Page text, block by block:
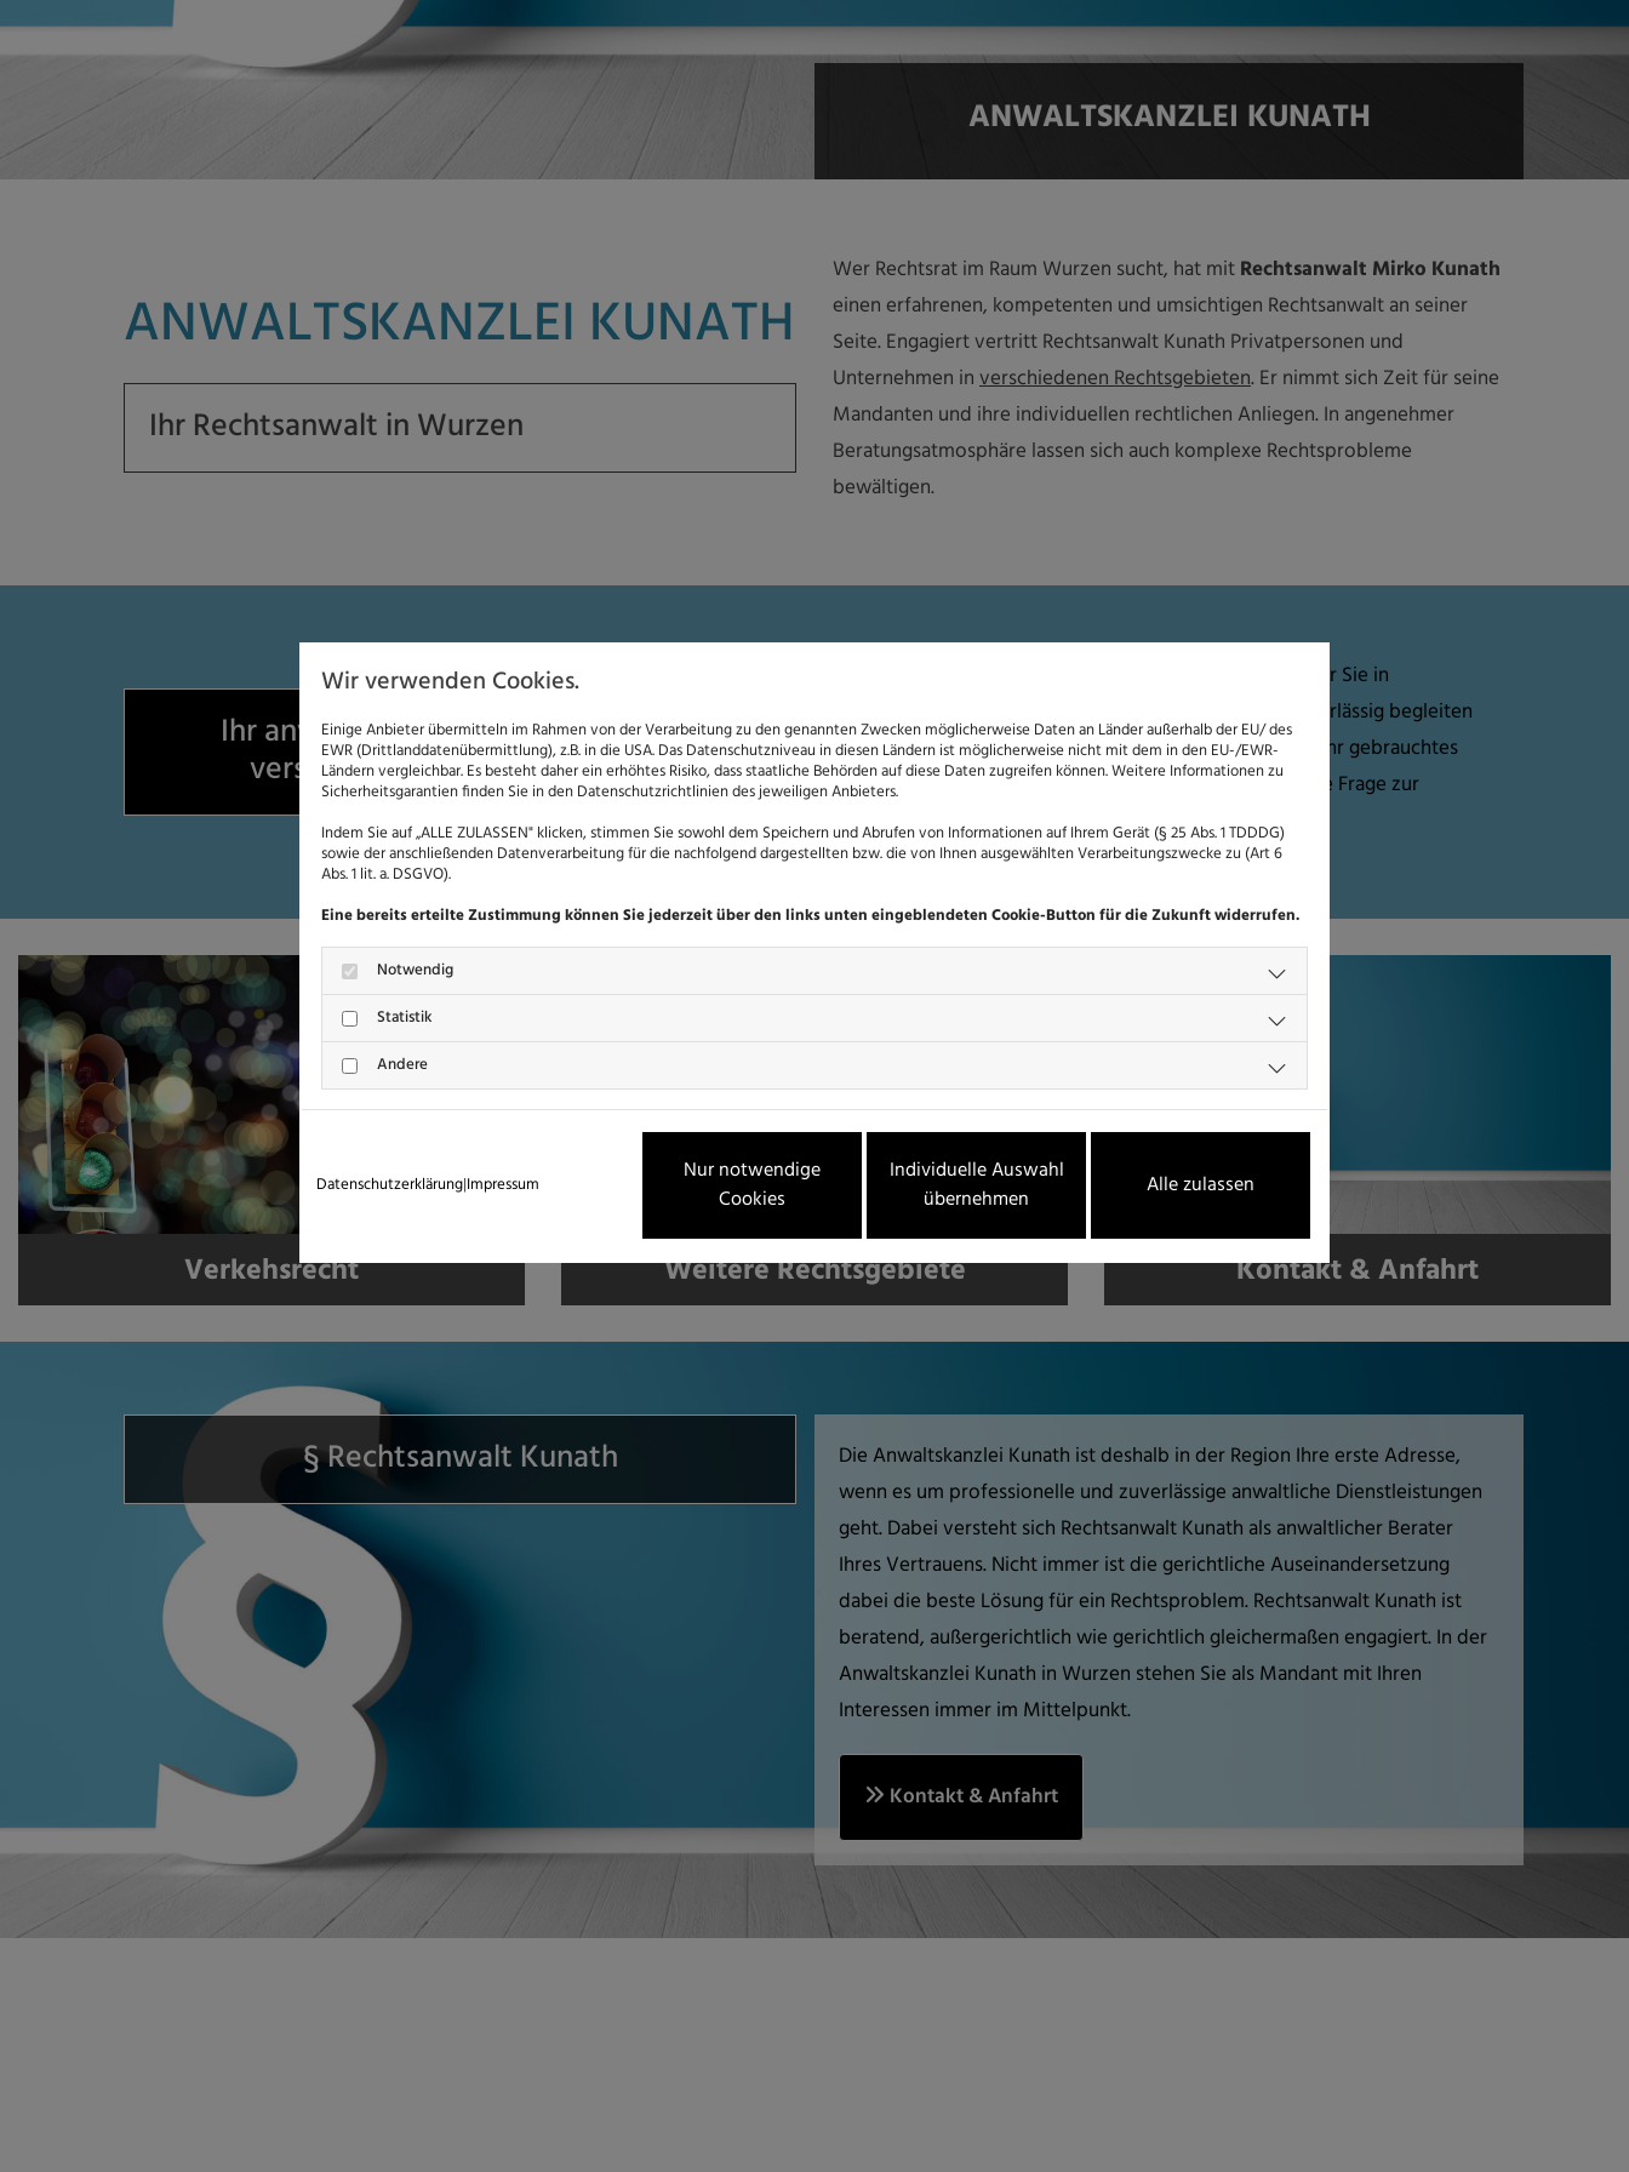
ANWALTSKANZLEI KUNATH
ANWALTSKANZLEI KUNATH
Ihr Rechtsanwalt in Wurzen
Wer Rechtsrat im Raum Wurzen sucht, hat mitRechtsanwalt Mirko Kunath
einen erfahrenen, kompetenten und umsichtigen Rechtsanwalt an seiner
Seite. Engagiert vertritt Rechtsanwalt Kunath Privatpersonen und
Unternehmen inverschiedenen Rechtsgebieten. Er nimmt sich Zeit für seine
Mandanten und ihre individuellen rechtlichen Anliegen. In angenehmer
Beratungsatmosphäre lassen sich auch komplexe Rechtsprobleme
bewältigen.
Ihr anwaltlicher Ansprechpartner in
verschiedenen Rechtsgebieten
Als Mandant freuen Sie sich über einen Rechtsanwalt, der Sie in
unterschiedlichen Rechtsbereichen kompetent und zuverlässig begleiten
kann. Haben Sie ein Problem mit dem Kaufvertrag über Ihr gebrauchtes
Auto, mit einem Bußgeld wegen Falschparkens oder eine Frage zur
Überstundenabgeltung in Ihrem Betrieb?
Verkehsrecht Weitere Rechtsgebiete Kontakt & Anfahrt
§ Rechtsanwalt Kunath
Die Anwaltskanzlei Kunath ist deshalb in der Region Ihre erste Adresse,
wenn es um professionelle und zuverlässige anwaltliche Dienstleistungen
geht. Dabei versteht sich Rechtsanwalt Kunath als anwaltlicher Berater
Ihres Vertrauens. Nicht immer ist die gerichtliche Auseinandersetzung
dabei die beste Lösung für ein Rechtsproblem. Rechtsanwalt Kunath ist
beratend, außergerichtlich wie gerichtlich gleichermaßen engagiert. In der
Anwaltskanzlei Kunath in Wurzen stehen Sie als Mandant mit Ihren
Interessen immer im Mittelpunkt.
Kontakt & Anfahrt
Wir verwenden Cookies.
Einige Anbieter übermitteln im Rahmen von der Verarbeitung zu den genannten Zwecken möglicherweise Daten an Länder außerhalb der EU/ des
EWR (Drittlanddatenübermittlung), z.B. in die USA. Das Datenschutzniveau in diesen Ländern ist möglicherweise nicht mit dem in den EU-/EWR-
Ländern vergleichbar. Es besteht daher ein erhöhtes Risiko, dass staatliche Behörden auf diese Daten zugreifen können. Weitere Informationen zu
Sicherheitsgarantien finden Sie in den Datenschutzrichtlinien des jeweiligen Anbieters.
Indem Sie auf „ALLE ZULASSEN" klicken, stimmen Sie sowohl dem Speichern und Abrufen von Informationen auf Ihrem Gerät (§ 25 Abs. 1 TDDDG)
sowie der anschließenden Datenverarbeitung für die nachfolgend dargestellten bzw. die von Ihnen ausgewählten Verarbeitungszwecke zu (Art 6
Abs. 1 lit. a. DSGVO).
Eine bereits erteilte Zustimmung können Sie jederzeit über den links unten eingeblendeten Cookie-Button für die Zukunft widerrufen.
Notwendig
Statistik
Andere
Datenschutzerklärung|Impressum
Nur notwendige
Cookies
Individuelle Auswahl
übernehmen
Alle zulassen